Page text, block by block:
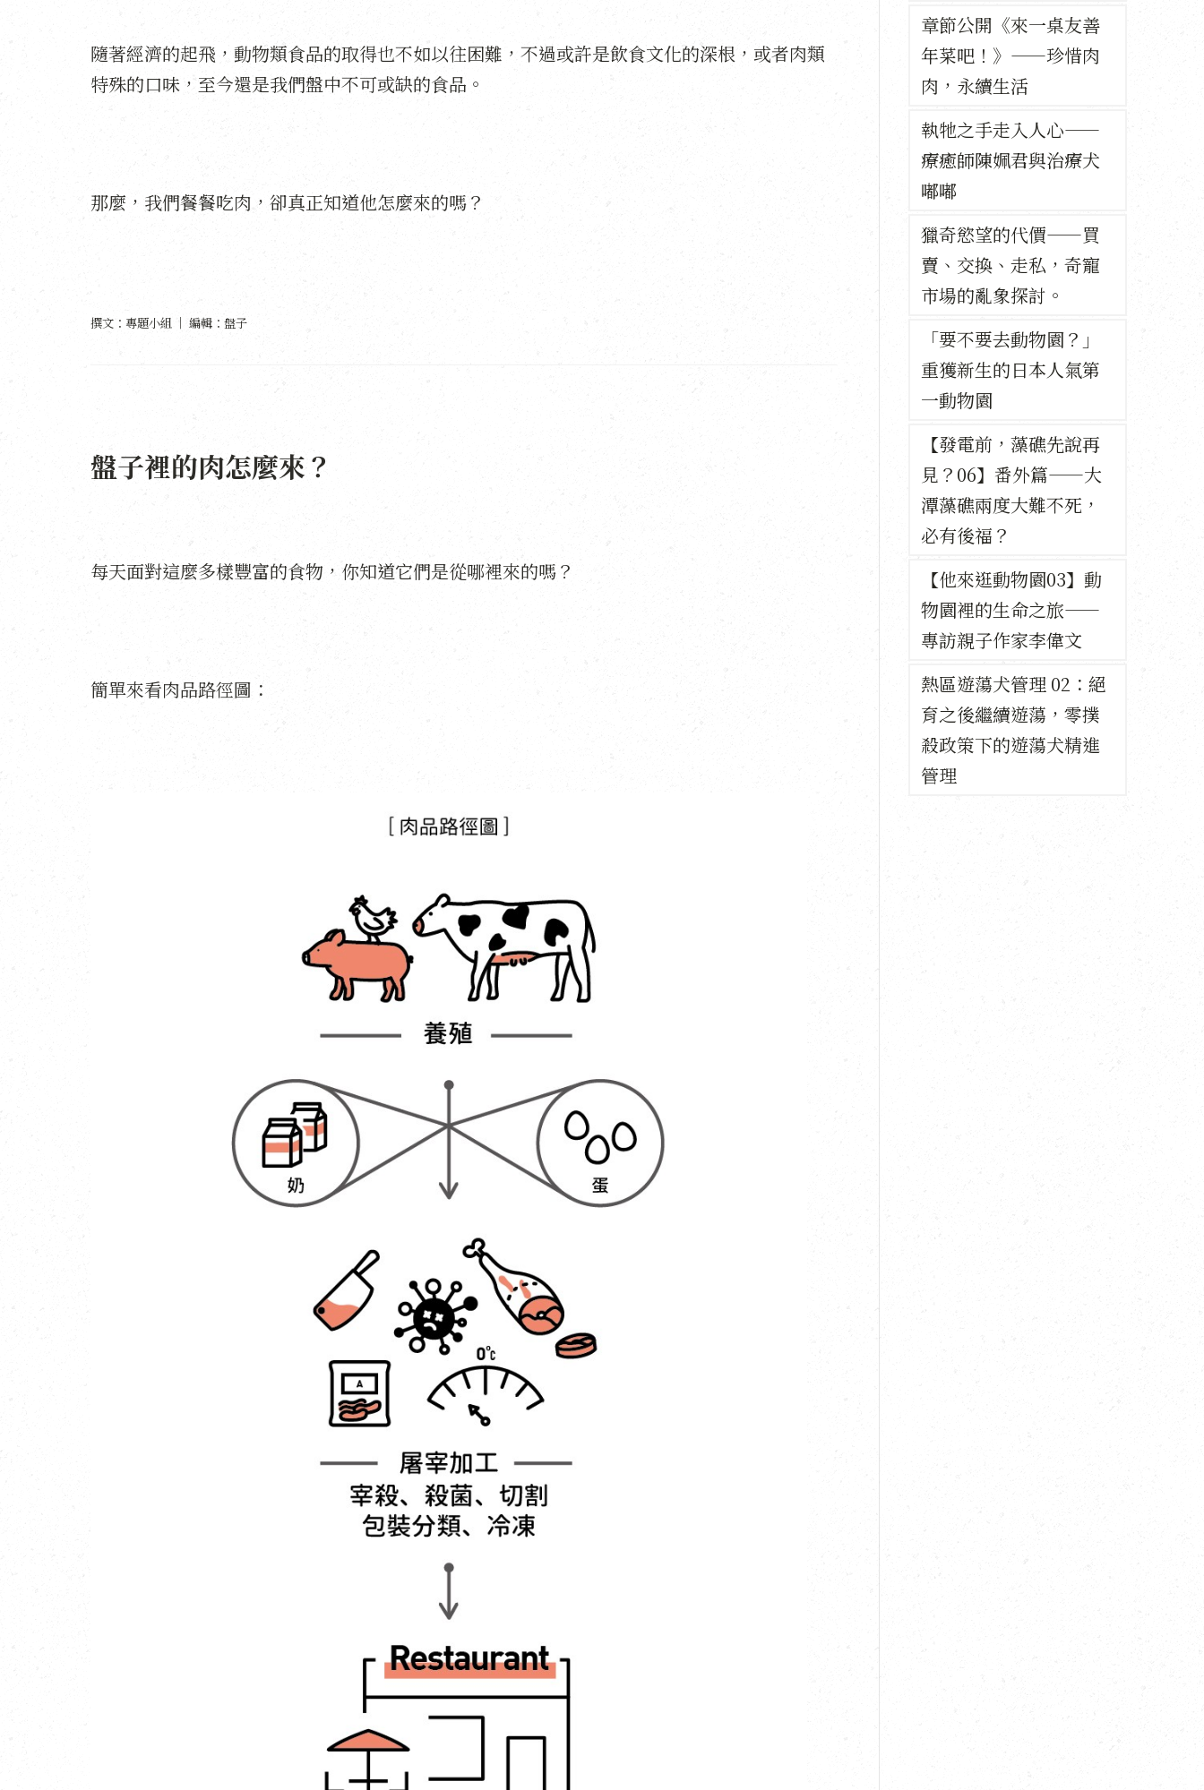
隨著經濟的起飛，動物類食品的取得也不如以往困難，不過或許是飲食文化的深根，或者肉類
特殊的口味，至今還是我們盤中不可或缺的食品。
那麼，我們餐餐吃肉，卻真正知道他怎麼來的嗎？
撰文：專題小組 │ 編輯：盤子
盤子裡的肉怎麼來？
每天面對這麼多樣豐富的食物，你知道它們是從哪裡來的嗎？
簡單來看肉品路徑圖：
章節公開《來一桌友善
年菜吧！》——珍惜肉
肉，永續生活
執牠之手走入人心——
療癒師陳姵君與治療犬
嘟嘟
獵奇慾望的代價——買
賣、交換、走私，奇寵
市場的亂象探討。
「要不要去動物園？」
重獲新生的日本人氣第
一動物園
【發電前，藻礁先說再
見？06】番外篇——大
潭藻礁兩度大難不死，
必有後福？
【他來逛動物園03】動
物園裡的生命之旅——
專訪親子作家李偉文
熱區遊蕩犬管理 02：絕
育之後繼續遊蕩，零撲
殺政策下的遊蕩犬精進
管理